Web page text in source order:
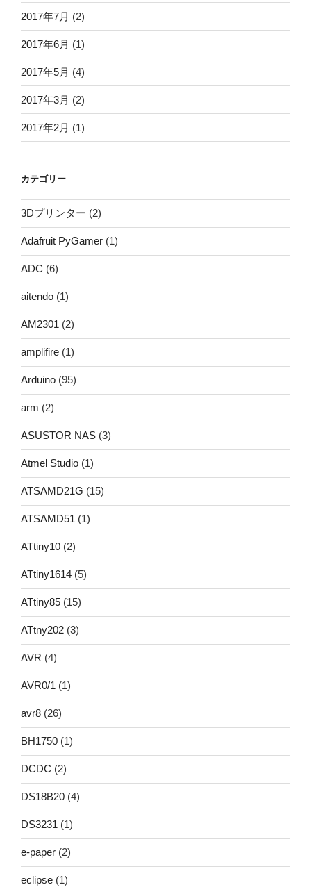
2017年7月 (2)
2017年6月 (1)
2017年5月 (4)
2017年3月 (2)
2017年2月 (1)
カテゴリー
3Dプリンター (2)
Adafruit PyGamer (1)
ADC (6)
aitendo (1)
AM2301 (2)
amplifire (1)
Arduino (95)
arm (2)
ASUSTOR NAS (3)
Atmel Studio (1)
ATSAMD21G (15)
ATSAMD51 (1)
ATtiny10 (2)
ATtiny1614 (5)
ATtiny85 (15)
ATtny202 (3)
AVR (4)
AVR0/1 (1)
avr8 (26)
BH1750 (1)
DCDC (2)
DS18B20 (4)
DS3231 (1)
e-paper (2)
eclipse (1)